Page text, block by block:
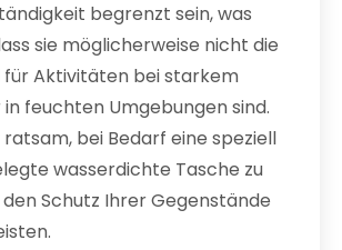
begrenzt sein, was
sie möglicherweise nicht die
für Aktivitäten bei starkem
in feuchten Umgebungen sind.
ratsam, bei Bedarf eine speziell
wasserdichte Tasche zu
Schutz Ihrer Gegenstände